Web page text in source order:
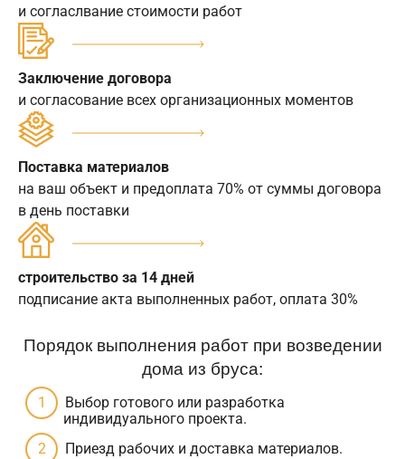
и согласлвание стоимости работ
Заключение договора
и согласование всех организационных моментов
Поставка материалов
на ваш объект и предоплата 70% от суммы договора
в день поставки
строительство за 14 дней
подписание акта выполненных работ, оплата 30%
Порядок выполнения работ при возведении
дома из бруса:
Выбор готового или разработка
индивидуального проекта.
Приезд рабочих и доставка материалов.